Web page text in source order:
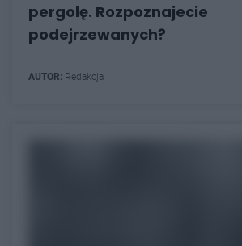
pergolę. Rozpoznajecie
podejrzewanych?
AUTOR: Redakcja